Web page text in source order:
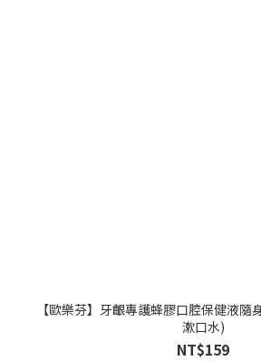
【歐樂芬】牙齦專護蜂膠口腔保健液
漱口水)
NT$159